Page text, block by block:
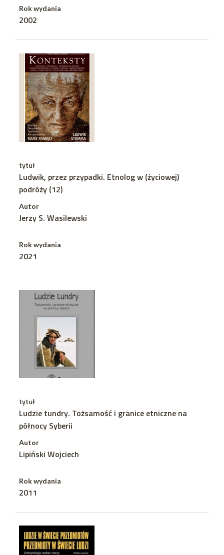
Rok wydania
2002
tytuł
Ludwik, przez przypadki. Etnolog w (życiowej)
podróży (12)
Autor
Jerzy S. Wasilewski
Rok wydania
2021
tytuł
Ludzie tundry. Tożsamość i granice etniczne na
północy Syberii
Autor
Lipiński Wojciech
Rok wydania
2011